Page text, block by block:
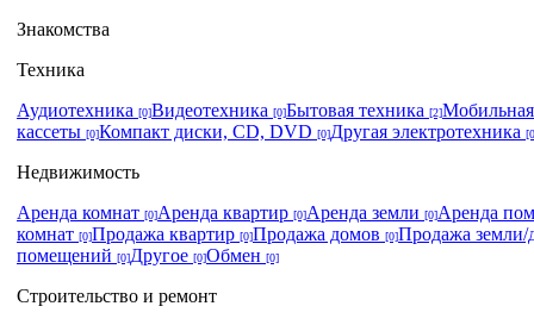
Знакомства
Техника
Аудиотехника [0]Видеотехника [0]Бытовая техника [2]
кассеты [0]Компакт диски, CD, DVD [0]Другая электротехника
Недвижимость
Аренда комнат [0]Аренда квартир [0]Аренда земли [0]Аренда
комнат [0]Продажа квартир [0]Продажа домов [0]Продажа земли/
помещений [0]Другое [0]Обмен [0]
Строительство и ремонт